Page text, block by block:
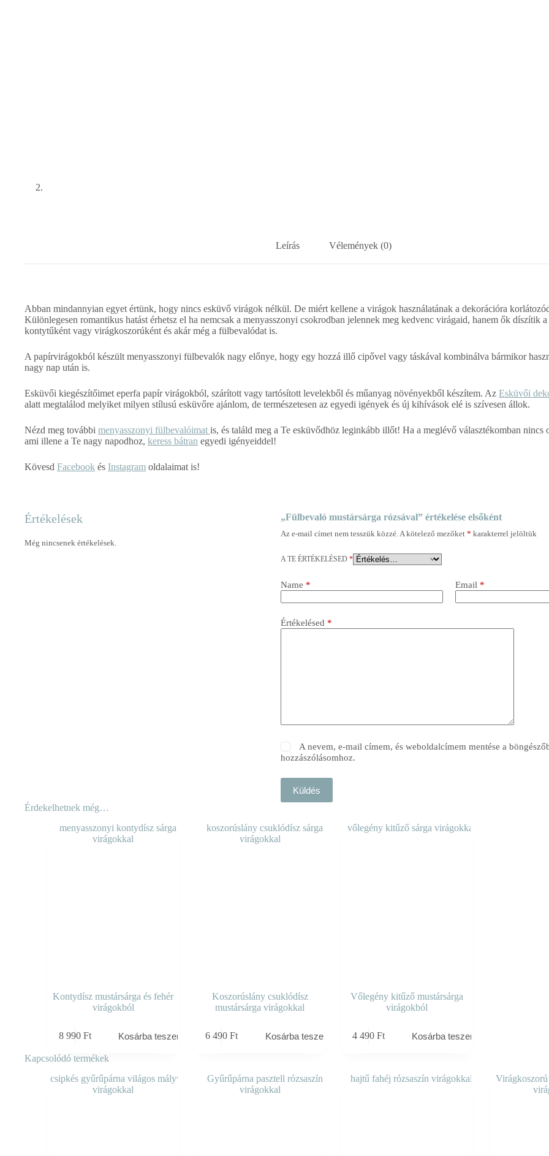
Leírás Vélemények (0)
Abban mindannyian egyet értünk, hogy nincs esküvő virágok nélkül. De miért kellene a virágok használatának a dekorációra
Különlegesen romantikus hatást érhetsz el ha nemcsak a menyasszonyi csokrodban jelennek meg kedvenc virágaid, hanem ők díszítik
kontytűként vagy virágkoszorúként és akár még a fülbevalódat is.
A papírvirágokból készült menyasszonyi fülbevalók nagy előnye, hogy egy hozzá illő cipővel vagy táskával kombinálva bármikor
nagy nap után is.
Esküvői kiegészítőimet eperfa papír virágokból, szárított vagy tartósított levelekből és műanyag növényekből készítem. Az Esküvői
alatt megtalálod melyiket milyen stílusú esküvőre ajánlom, de természetesen az egyedi igények és új kihívások elé is szívesen állok.
Nézd meg további menyasszonyi fülbevalóimat is, és találd meg a Te esküvődhöz leginkább illőt! Ha a meglévő választékomban nincs
ami illene a Te nagy napodhoz, keress bátran egyedi igényeiddel!
Kövesd Facebook és Instagram oldalaimat is!
Értékelések
Még nincsenek értékelések.
„Fülbevaló mustársárga rózsával” értékelése elsőként
Az e-mail címet nem tesszük közzé.A kötelező mezőket* karakterrel jelöltük
A TE ÉRTÉKELÉSED*
Name * Email *
Értékelésed *
A nevem, e-mail címem, és weboldalcímem mentése a
hozzászólásomhoz.
Küldés
Érdekelhetnek még…
Kontydísz mustársárga és fehér
virágokból
8 990 Ft Kosárba teszem
Koszorúslány csuklódísz
mustársárga virágokkal
6 490Ft Kosárba teszem
Vőlegény kitűző mustársárga
virágokból
4 490Ft Kosárba teszem
Kapcsolódó termékek